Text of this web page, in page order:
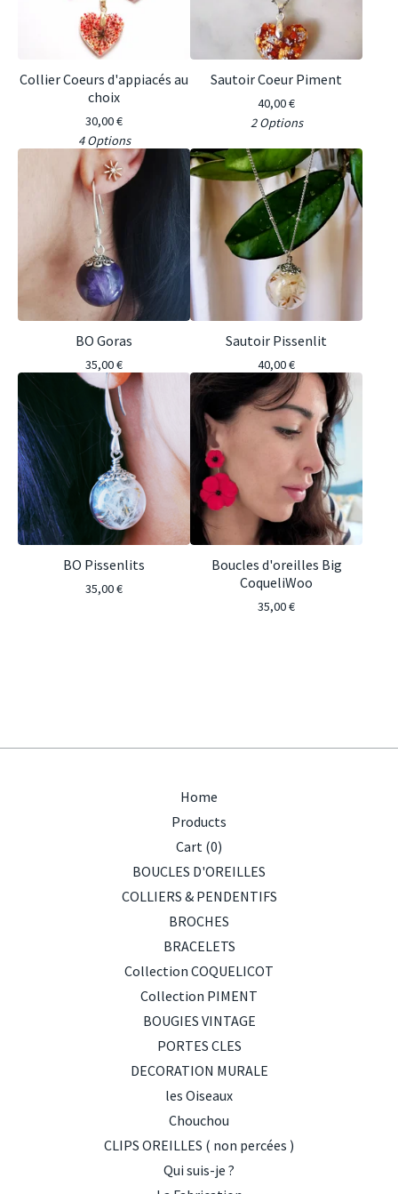
Collier Coeurs d'appiacés au
choix
30,00€
4 Options
Sautoir Coeur Piment
40,00€
2 Options
BO Goras
35,00€
Sautoir Pissenlit
40,00€
BO Pissenlits
35,00€
Boucles d'oreilles Big
CoqueliWoo
35,00€
Home
Products
Cart (0)
BOUCLES D'OREILLES
COLLIERS & PENDENTIFS
BROCHES
BRACELETS
Collection COQUELICOT
Collection PIMENT
BOUGIES VINTAGE
PORTES CLES
DECORATION MURALE
les Oiseaux
Chouchou
CLIPS OREILLES ( non percées )
Qui suis-je ?